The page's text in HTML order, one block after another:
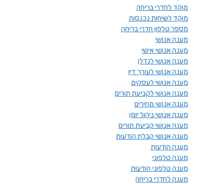
מוקד לחדרי בריחה
מוקד לשיחות נכנסות
מספר טלפון חדרי בריחה
מענה אנושי
מענה אנושי אישי
מענה אנושי לנדלן
מענה אנושי לעורך דין
מענה אנושי לעסקים
מענה אנושי לקביעת תורים
מענה אנושי מחירים
מענה אנושי ניהול יומן
מענה אנושי קביעת תורים
מענה אנושי קבלת הודעות
מענה הודעות
מענה טלפוני
מענה טלפוני הודעות
מענה לחדרי בריחה